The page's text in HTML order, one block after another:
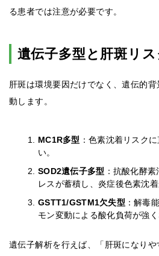
る患者では注意が必要です。
遺伝子多型と肝斑リス
肝斑は環境要因だけでなく、遺伝的
動します。
MC1R多型 ：色素沈着リスク
い。
SOD2遺伝子多型 ：抗酸化酵
レスが蓄積し、炎症後色素沈着
GSTT1/GSTM1欠失型 ：解毒
モン変動による酸化負荷が強く
遺伝子解析を行えば、「肝斑になり